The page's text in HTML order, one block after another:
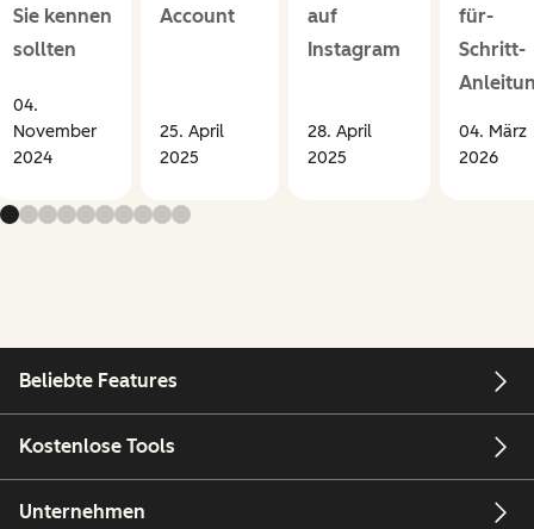
Sie kennen
sollten
04.
November
2024
Account
25. April
2025
auf
Instagram
28. April
2025
für-
Schritt-
04. März
2026
Beliebte Features
Kostenlose Tools
Unternehmen